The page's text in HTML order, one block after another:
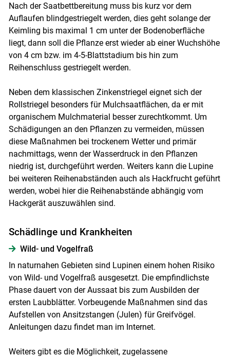
Nach der Saatbettbereitung muss bis kurz vor dem
Auflaufen blindgestriegelt werden, dies geht solange der
Keimling bis maximal 1 cm unter der Bodenoberfläche
liegt, dann soll die Pflanze erst wieder ab einer Wuchshöhe
von 4 cm bzw. im 4-5-Blattstadium bis hin zum
Reihenschluss gestriegelt werden.
Neben dem klassischen Zinkenstriegel eignet sich der
Rollstriegel besonders für Mulchsaatflächen, da er mit
organischem Mulchmaterial besser zurechtkommt. Um
Schädigungen an den Pflanzen zu vermeiden, müssen
diese Maßnahmen bei trockenem Wetter und primär
nachmittags, wenn der Wasserdruck in den Pflanzen
niedrig ist, durchgeführt werden. Weiters kann die Lupine
bei weiteren Reihenabständen auch als Hackfrucht geführt
werden, wobei hier die Reihenabstände abhängig vom
Hackgerät auszuwählen sind.
Schädlinge und Krankheiten
Wild- und Vogelfraß
In naturnahen Gebieten sind Lupinen einem hohen Risiko
von Wild- und Vogelfraß ausgesetzt. Die empfindlichste
Phase dauert von der Aussaat bis zum Ausbilden der
ersten Laubblätter. Vorbeugende Maßnahmen sind das
Aufstellen von Ansitzstangen (Julen) für Greifvögel.
Anleitungen dazu findet man im Internet.
Weiters gibt es die Möglichkeit, zugelassene